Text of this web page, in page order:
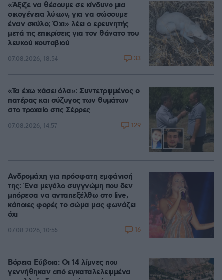
«Άξιζε να θέσουμε σε κίνδυνο μια
οικογένεια λύκων, για να σώσουμε
έναν σκύλο; Όχι» λέει ο ερευνητής
μετά τις επικρίσεις για τον θάνατο του
λευκού κουταβιού
07.08.2026, 18:54 33
«Τα έχω χάσει όλα»: Συντετριμμένος ο
πατέρας και σύζυγος των θυμάτων
στο τροχαίο στις Σέρρες
07.08.2026, 14:57 129
Ανδρομάχη για πρόσφατη εμφάνισή
της: Ένα μεγάλο συγγνώμη που δεν
μπόρεσα να ανταπεξέλθω στο live,
κάποιες φορές το σώμα μας φωνάζει
όχι
07.08.2026, 10:55 16
Βόρεια Εύβοια: Οι 14 λίμνες που
γεννήθηκαν από εγκαταλελειμμένα